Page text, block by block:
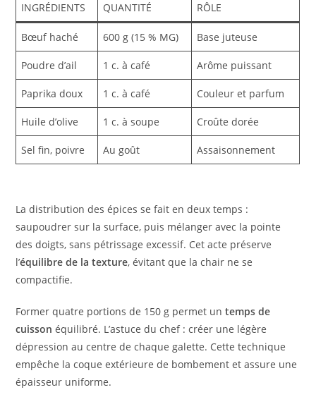
INGRÉDIENTS QUANTITÉ RÔLE
Bœuf haché 600 g (15 % MG) Base juteuse
Poudre d’ail 1 c. à café Arôme puissant
Paprika doux 1 c. à café Couleur et parfum
Huile d’olive 1 c. à soupe Croûte dorée
Sel fin, poivre Au goût Assaisonnement
La distribution des épices se fait en deux temps :
saupoudrer sur la surface, puis mélanger avec la pointe
des doigts, sans pétrissage excessif. Cet acte préserve
l’équilibre de la texture, évitant que la chair ne se
compactifie.
Former quatre portions de 150 g permet untemps de
cuisson équilibré. L’astuce du chef : créer une légère
dépression au centre de chaque galette. Cette technique
empêche la coque extérieure de bombement et assure une
épaisseur uniforme.